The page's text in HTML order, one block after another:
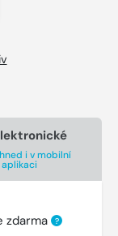
i v mobilní
aplikaci
zdarma ?